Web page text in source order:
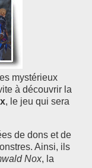
les mystérieux
à découvrir la
, le jeu qui sera
de dons et de
Ainsi, ils
Nox, la